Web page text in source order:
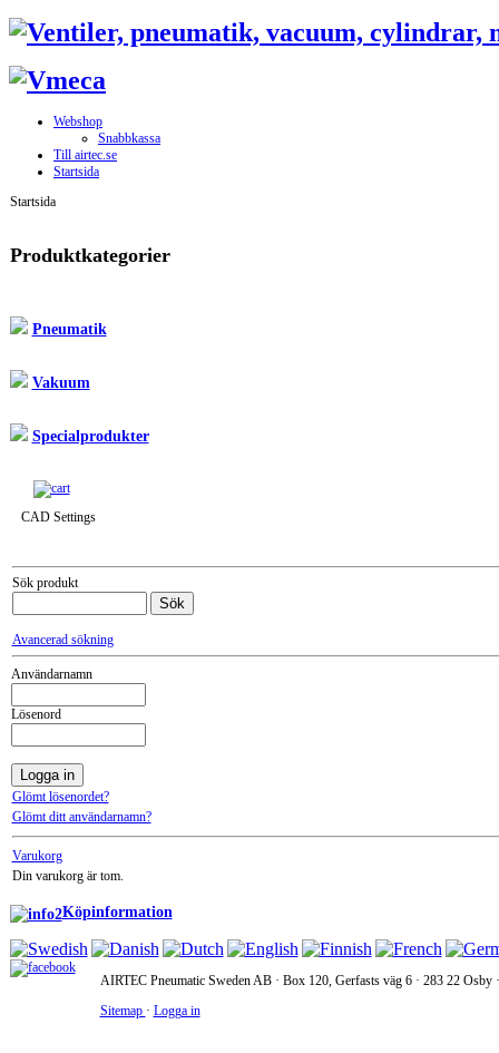
Webshop
Snabbkassa
Till airtec.se
Startsida
Startsida
Produktkategorier
Pneumatik
Vakuum
Specialprodukter
CAD Settings
Sök produkt
Avancerad sökning
Användarnamn
Lösenord
Glömt lösenordet?
Glömt ditt användarnamn?
Varukorg
Din varukorg är tom.
Köpinformation
AIRTEC Pneumatic Sweden AB · Box 120, Gerfasts väg 6 · 283 22
Sitemap · Logga in